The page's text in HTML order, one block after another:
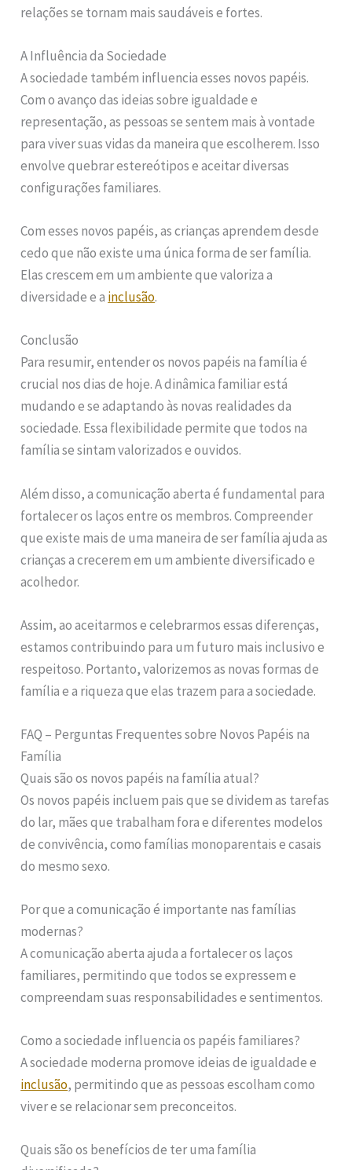
relações se tornam mais saudáveis e fortes.
A Influência da Sociedade
A sociedade também influencia esses novos papéis.
Com o avanço das ideias sobre igualdade e
representação, as pessoas se sentem mais à vontade
para viver suas vidas da maneira que escolherem. Isso
envolve quebrar estereótipos e aceitar diversas
configurações familiares.
Com esses novos papéis, as crianças aprendem desde
cedo que não existe uma única forma de ser família.
Elas crescem em um ambiente que valoriza a
diversidade e a inclusão.
Conclusão
Para resumir, entender os novos papéis na família é
crucial nos dias de hoje. A dinâmica familiar está
mudando e se adaptando às novas realidades da
sociedade. Essa flexibilidade permite que todos na
família se sintam valorizados e ouvidos.
Além disso, a comunicação aberta é fundamental para
fortalecer os laços entre os membros. Compreender
que existe mais de uma maneira de ser família ajuda as
crianças a crecerem em um ambiente diversificado e
acolhedor.
Assim, ao aceitarmos e celebrarmos essas diferenças,
estamos contribuindo para um futuro mais inclusivo e
respeitoso. Portanto, valorizemos as novas formas de
família e a riqueza que elas trazem para a sociedade.
FAQ – Perguntas Frequentes sobre Novos Papéis na
Família
Quais são os novos papéis na família atual?
Os novos papéis incluem pais que se dividem as tarefas
do lar, mães que trabalham fora e diferentes modelos
de convivência, como famílias monoparentais e casais
do mesmo sexo.
Por que a comunicação é importante nas famílias
modernas?
A comunicação aberta ajuda a fortalecer os laços
familiares, permitindo que todos se expressem e
compreendam suas responsabilidades e sentimentos.
Como a sociedade influencia os papéis familiares?
A sociedade moderna promove ideias de igualdade e
inclusão, permitindo que as pessoas escolham como
viver e se relacionar sem preconceitos.
Quais são os benefícios de ter uma família